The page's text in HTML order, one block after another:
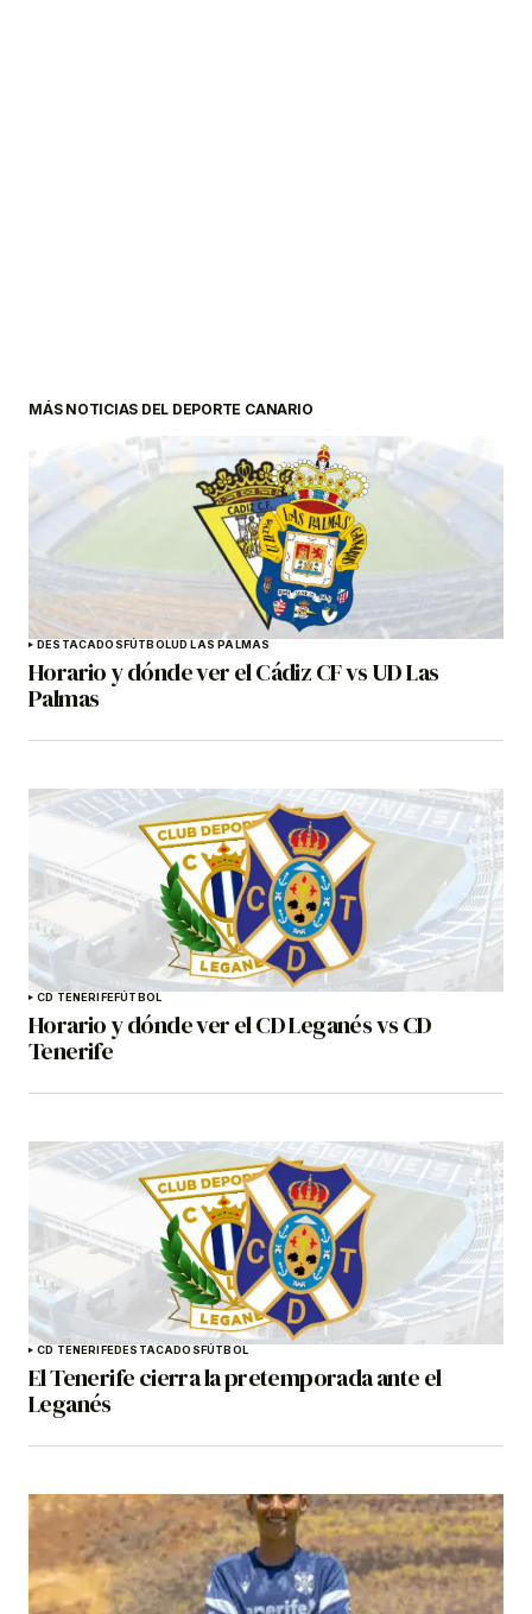
MÁS NOTICIAS DEL DEPORTE CANARIO
DESTACADOSFÚTBOLUD LAS PALMAS
Horario y dónde ver el Cádiz CF vs UD Las
Palmas
CD TENERIFEFÚTBOL
Horario y dónde ver el CD Leganés vs CD
Tenerife
CD TENERIFEDESTACADOSFÚTBOL
El Tenerife cierra la pretemporada ante el
Leganés